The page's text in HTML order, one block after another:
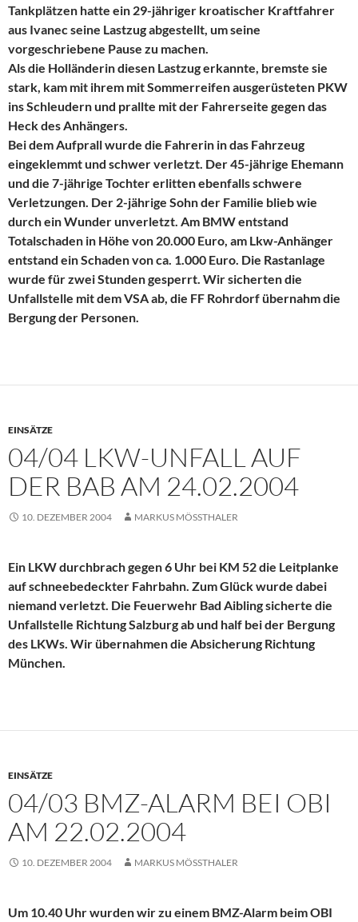
Tankplätzen hatte ein 29-jähriger kroatischer Kraftfahrer
aus Ivanec seine Lastzug abgestellt, um seine
vorgeschriebene Pause zu machen.
Als die Holländerin diesen Lastzug erkannte, bremste sie
stark, kam mit ihrem mit Sommerreifen ausgerüsteten PKW
ins Schleudern und prallte mit der Fahrerseite gegen das
Heck des Anhängers.
Bei dem Aufprall wurde die Fahrerin in das Fahrzeug
eingeklemmt und schwer verletzt. Der 45-jährige Ehemann
und die 7-jährige Tochter erlitten ebenfalls schwere
Verletzungen. Der 2-jährige Sohn der Familie blieb wie
durch ein Wunder unverletzt. Am BMW entstand
Totalschaden in Höhe von 20.000 Euro, am Lkw-Anhänger
entstand ein Schaden von ca. 1.000 Euro. Die Rastanlage
wurde für zwei Stunden gesperrt. Wir sicherten die
Unfallstelle mit dem VSA ab, die FF Rohrdorf übernahm die
Bergung der Personen.
EINSÄTZE
04/04 LKW-UNFALL AUF
DER BAB AM 24.02.2004
10. DEZEMBER 2004 MARKUS MÖSSTHALER
Ein LKW durchbrach gegen 6 Uhr bei KM 52 die Leitplanke
auf schneebedeckter Fahrbahn. Zum Glück wurde dabei
niemand verletzt. Die Feuerwehr Bad Aibling sicherte die
Unfallstelle Richtung Salzburg ab und half bei der Bergung
des LKWs. Wir übernahmen die Absicherung Richtung
München.
EINSÄTZE
04/03 BMZ-ALARM BEI OBI
AM 22.02.2004
10. DEZEMBER 2004 MARKUS MÖSSTHALER
Um 10.40 Uhr wurden wir zu einem BMZ-Alarm beim OBI